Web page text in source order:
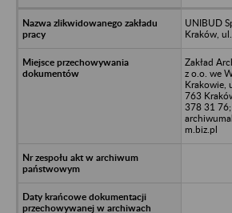
UNIBUD
Kraków,
Zakład
z o.o. we
Krakowie,
763
378 31 76;
m.biz.pl